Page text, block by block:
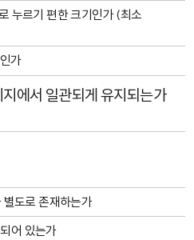
누르기 편한 크기인가 (최소
가
에서 일관되게 유지되는가
도로 존재하는가
어 있는가